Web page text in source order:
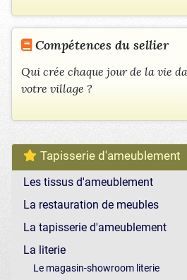
Tapisserie d'ameublement
Les tissus d'ameublement
La restauration de meubles
La tapisserie d'ameublement
La literie
Le magasin-showroom literie
Compétences du sellier
Qui crée chaque jour de la vie
votre village ?